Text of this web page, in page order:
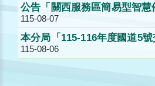
公告「關西服務區簡易型智慧
購案」第1次公開招標公告。
115-08-07
本分局「115-116年度國道5
續擴充工作」案第2次公開招
115-08-06